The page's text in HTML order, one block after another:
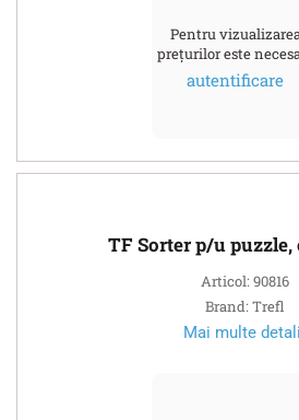
Pentru
prețurilor este
autentificare
TF Sorter p/u puzzle,
Articol: 90816
Brand: Trefl
Mai multe